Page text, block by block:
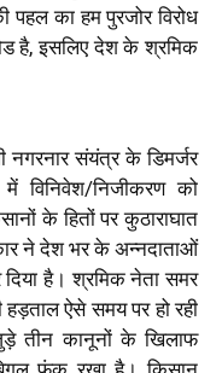
पहल का हम पुरजोर विरोध
है, इसलिए देश के श्रमिक
नगरनार संयंत्र के डिमर्जर
में विनिवेश/निजीकरण को
के हितों पर कुठाराघात
ने देश भर के अन्नदाताओं
है। श्रमिक नेता समर
ऐसे समय पर हो रही
तीन कानूनों के खिलाफ